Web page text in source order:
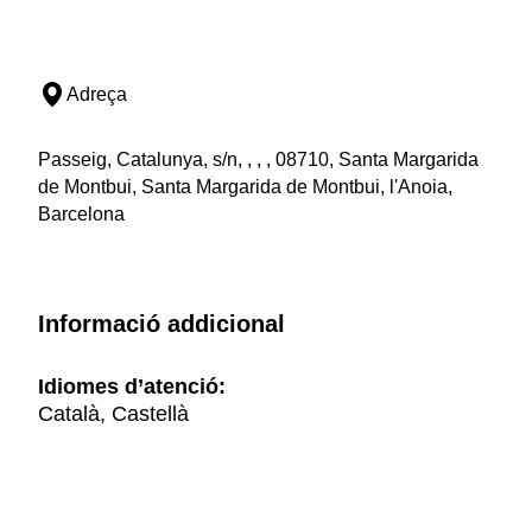
Adreça
Passeig, Catalunya, s/n, , , , 08710, Santa Margarida
de Montbui, Santa Margarida de Montbui, l'Anoia,
Barcelona
Informació addicional
Idiomes d’atenció:
Català, Castellà